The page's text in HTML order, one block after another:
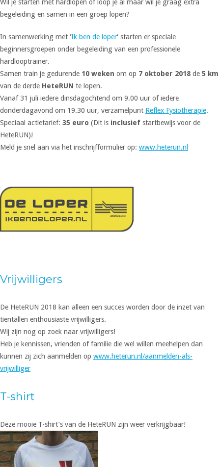
Wil je starten met hardlopen of loop je al maar wil je graag extra
begeleiding en samen in een groep lopen?
In samenwerking met ‘Ik ben de loper‘ starten er speciale
beginnersgroepen onder begeleiding van een professionele
hardlooptrainer.
Samen train je gedurende 10 weken om op 7 oktober 2018 de 5 km
van de derde HeteRUN te lopen.
Vanaf 31 juli iedere dinsdagochtend om 9.00 uur of iedere
donderdagavond om 19.30 uur, verzamelpunt Reflex Fysiotherapie.
Speciaal actietarief: 35 euro (Dit is inclusief startbewijs voor de
HeteRUN)!
Meld je snel aan via het inschrijfformulier op: www.heterun.nl
Vrijwilligers
De HeteRUN 2018 kan alleen een succes worden door de inzet van
tientallen enthousiaste vrijwilligers.
Wij zijn nog op zoek naar vrijwilligers!
Heb je kennissen, vrienden of familie die wel willen meehelpen dan
kunnen zij zich aanmelden op www.heterun.nl/aanmelden-als-
vrijwilliger
T-shirt
Deze mooie T-shirt’s van de HeteRUN zijn weer verkrijgbaar!